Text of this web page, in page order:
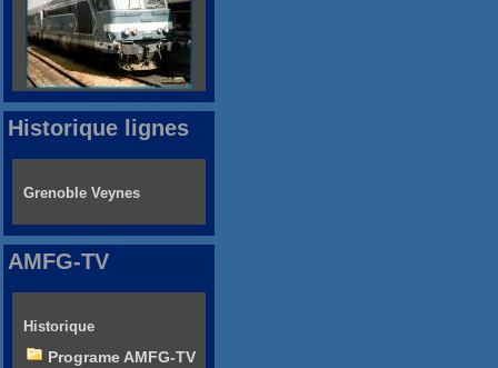
Historique lignes
Grenoble Veynes
AMFG-TV
Historique
Programe AMFG-TV